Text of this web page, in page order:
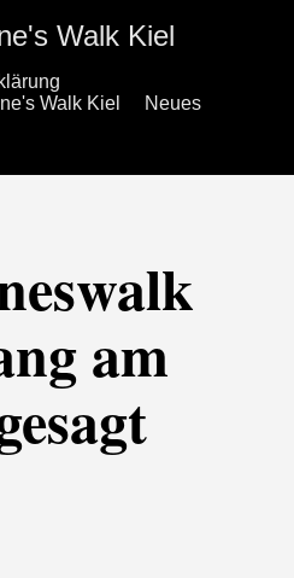
Walk Kiel
Walk Kiel
Neues
am